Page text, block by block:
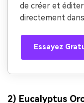
de créer et
directement
Essayez
2) Eucalyptus